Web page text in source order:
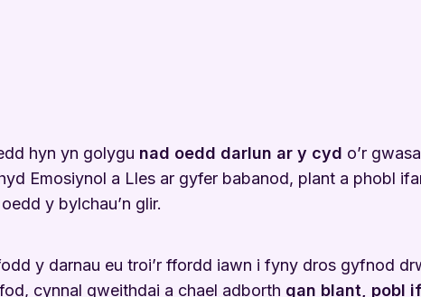
hyn yn golygu nad oedd darlun ar y cyd o’r
Emosiynol a Lles ar gyfer babanod, plant a phobl
y bylchau’n glir.
y darnau eu troi’r ffordd iawn i fyny dros gyfnod
cynnal gweithdai a chael adborth gan blant, pobl